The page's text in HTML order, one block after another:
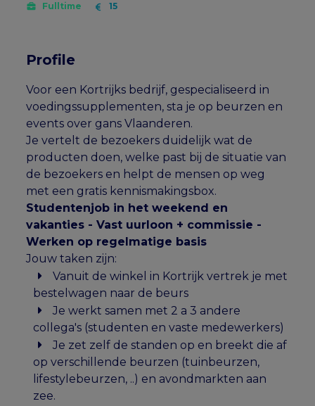
Fulltime
15
Profile
Voor een Kortrijks bedrijf, gespecialiseerd in
voedingssupplementen, sta je op beurzen en
events over gans Vlaanderen.
Je vertelt de bezoekers duidelijk wat de
producten doen, welke past bij de situatie van
de bezoekers en helpt de mensen op weg
met een gratis kennismakingsbox.
Studentenjob in het weekend en
vakanties - Vast uurloon + commissie -
Werken op regelmatige basis
Jouw taken zijn:
Vanuit de winkel in Kortrijk vertrek je met
bestelwagen naar de beurs
Je werkt samen met 2 a 3 andere
collega's (studenten en vaste medewerkers)
Je zet zelf de standen op en breekt die af
op verschillende beurzen (tuinbeurzen,
lifestylebeurzen, ..) en avondmarkten aan
zee.